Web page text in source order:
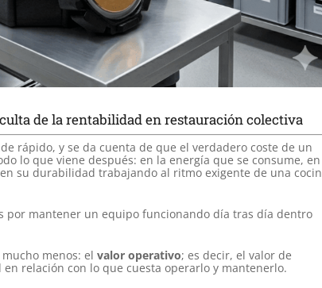
de la rentabilidad en restauración colectiva
rápido, y se da cuenta de que el verdadero coste de un
lo que viene después: en la energía que se consume, en
su durabilidad trabajando al ritmo exigente de una
por mantener un equipo funcionando día tras día dentro
menos: el valor operativo; es decir, el valor de
relación con lo que cuesta operarlo y mantenerlo.